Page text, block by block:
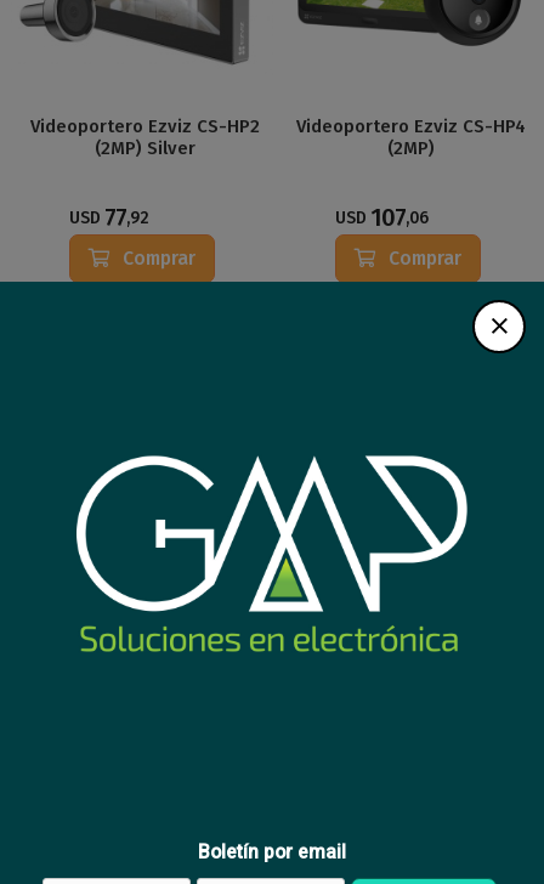
Videoportero Ezviz CS-HP2
(2MP) Silver
USD 77,92
Comprar
Videoportero Ezviz CS-HP4
(2MP)
USD 107,06
Comprar
Cerradura inteligente Ezviz
CS-DL05 1 bulon rectangular
Boletín por email